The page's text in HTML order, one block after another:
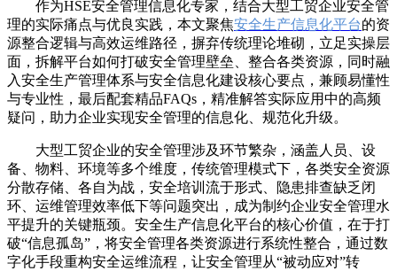
作为HSE安全管理信息化专家，结合大型工贸企业安全管
理的实际痛点与优良实践，本文聚焦安全生产信息化平台的资
源整合逻辑与高效运维路径，摒弃传统理论堆砌，立足实操层
面，拆解平台如何打破安全管理壁垒、整合各类资源，同时融
入安全生产管理体系与安全信息化建设核心要点，兼顾易懂性
与专业性，最后配套精品FAQs，精准解答实际应用中的高频
疑问，助力企业实现安全管理的信息化、规范化升级。
大型工贸企业的安全管理涉及环节繁杂，涵盖人员、设
备、物料、环境等多个维度，传统管理模式下，各类安全资源
分散存储、各自为战，安全培训流于形式、隐患排查缺乏闭
环、运维管理效率低下等问题突出，成为制约企业安全管理水
平提升的关键瓶颈。安全生产信息化平台的核心价值，在于打
破“信息孤岛”，将安全管理各类资源进行系统性整合，通过数
字化手段重构安全运维流程，让安全管理从“被动应对”转